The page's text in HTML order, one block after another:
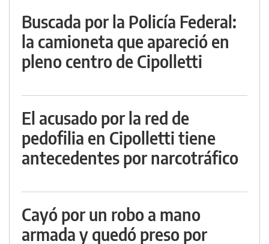
Buscada por la Policía Federal:
la camioneta que apareció en
pleno centro de Cipolletti
El acusado por la red de
pedofilia en Cipolletti tiene
antecedentes por narcotráfico
Cayó por un robo a mano
armada y quedó preso por